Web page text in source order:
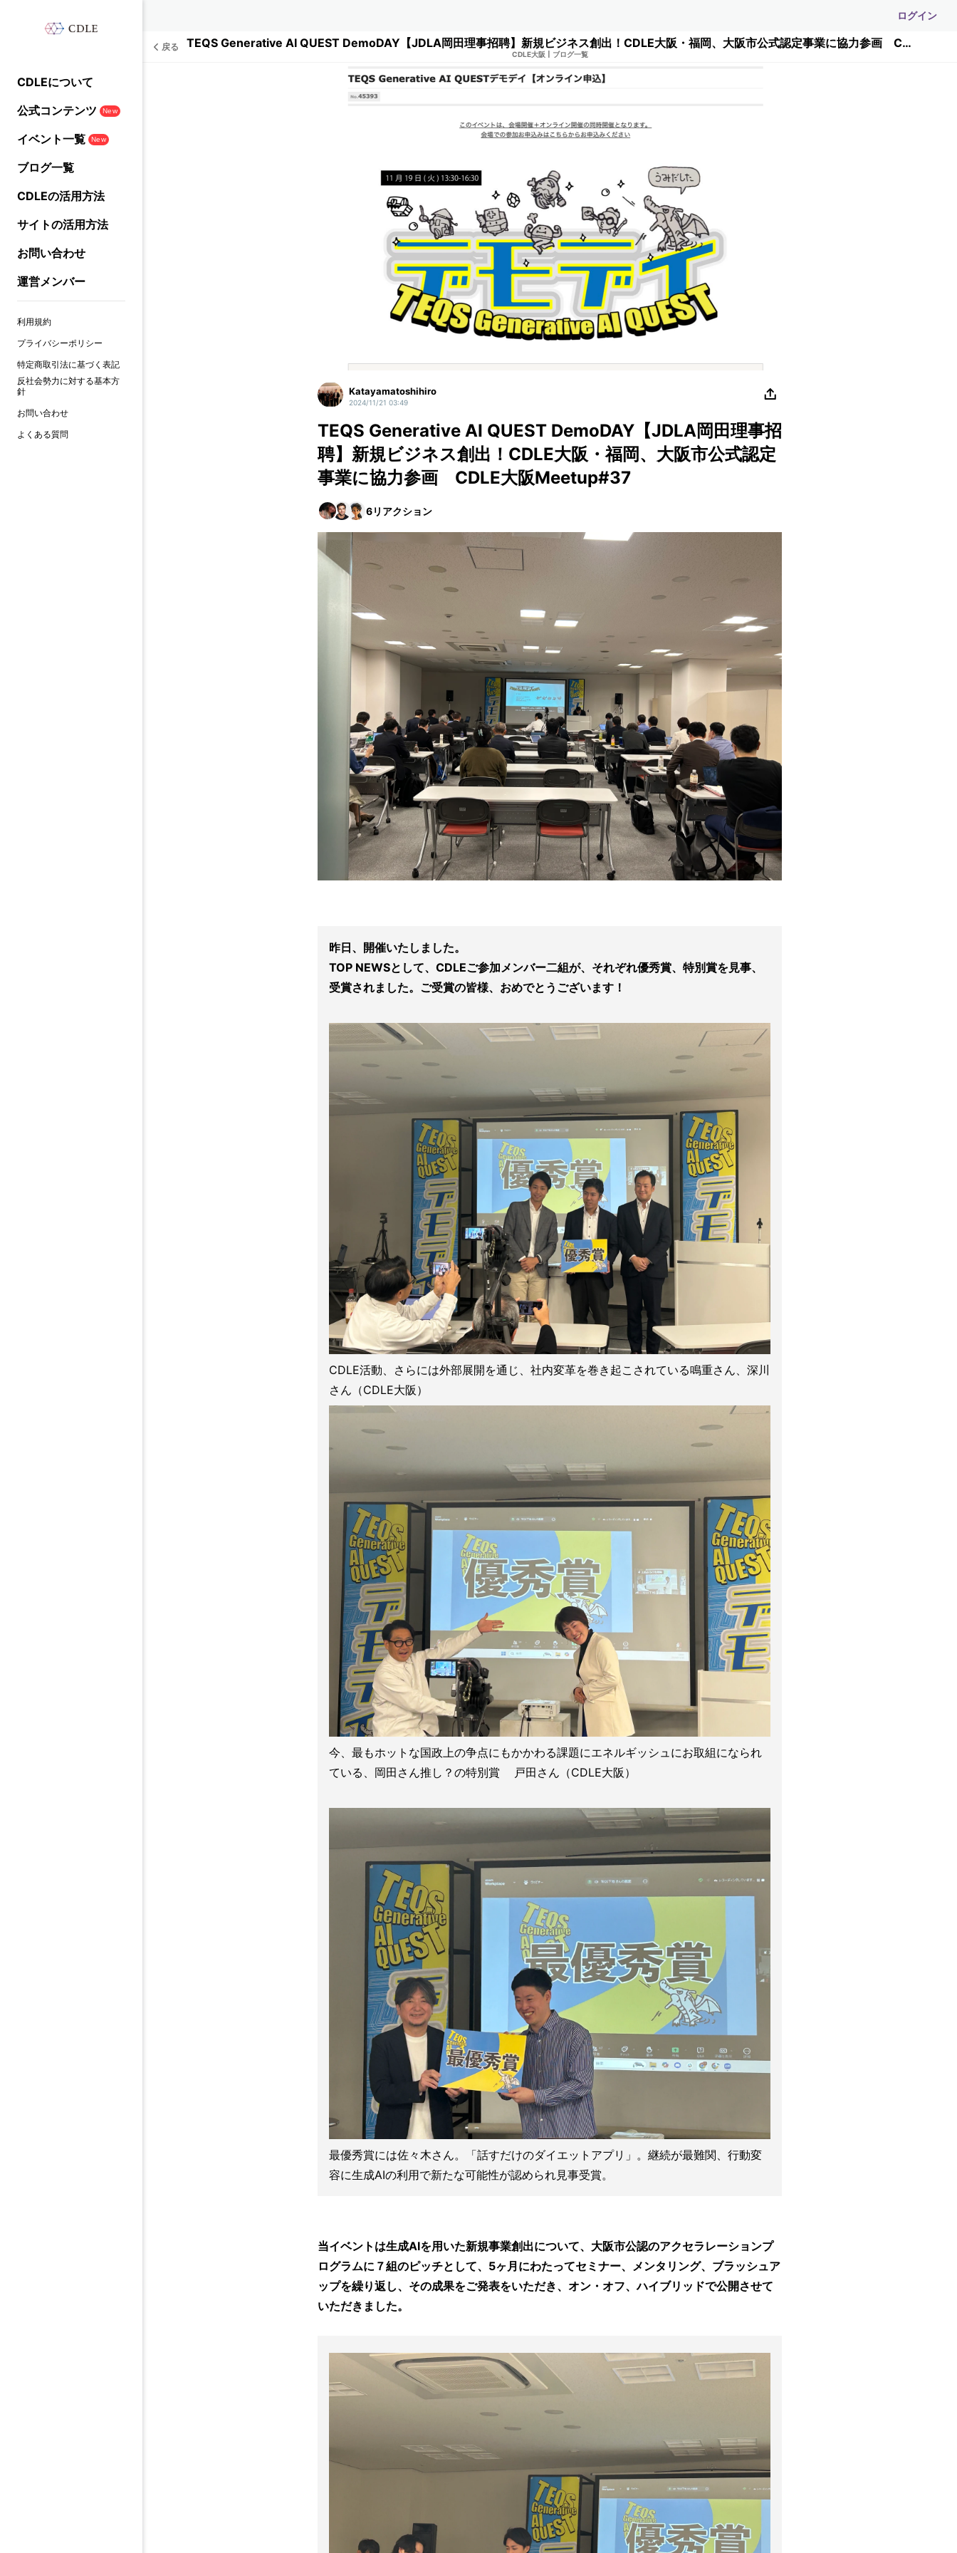
ログイン
CDLEについて
公式コンテンツ
New
イベント一覧 New
ブログ一覧
CDLEの活用方法
サイトの活用方法
お問い合わせ
運営メンバー
利用規約
プライバシーポリシー
特定商取引法に基づく表記
反社会勢力に対する基本方
針
お問い合わせ
よくある質問
戻る TEQS Generative AI QUEST DemoDAY【JDLA岡田理事招聘】新規ビジネス創出！CDLE大阪・福岡、大阪市公式認定事業に協力参画 CDLE大阪Meetup#37
CDLE大阪 ブログ一覧
Katayamatoshihiro
2024/11/21 03:49
TEQS Generative AI QUEST DemoDAY【JDLA岡田理事招
聘】新規ビジネス創出！CDLE大阪・福岡、大阪市公式認定
事業に協力参画 CDLE大阪Meetup#37
6リアクション
昨日、開催いたしました。
TOP NEWSとして、CDLEご参加メンバー二組が、それぞれ優秀賞、特別賞を見事、
受賞されました。ご受賞の皆様、おめでとうございます！
CDLE活動、さらには外部展開を通じ、社内変革を巻き起こされている鳴重さん、深川
さん（CDLE大阪）
今、最もホットな国政上の争点にもかかわる課題にエネルギッシュにお取組になられ
ている、岡田さん推し？の特別賞 戸田さん（CDLE大阪）
最優秀賞には佐々木さん。「話すだけのダイエットアプリ」。継続が最難関、行動変
容に生成AIの利用で新たな可能性が認められ見事受賞。
当イベントは生成AIを用いた新規事業創出について、大阪市公認のアクセラレーションプ
ログラムに７組のピッチとして、5ヶ月にわたってセミナー、メンタリング、ブラッシュア
ップを繰り返し、その成果をご発表をいただき、オン・オフ、ハイブリッドで公開させて
いただきました。